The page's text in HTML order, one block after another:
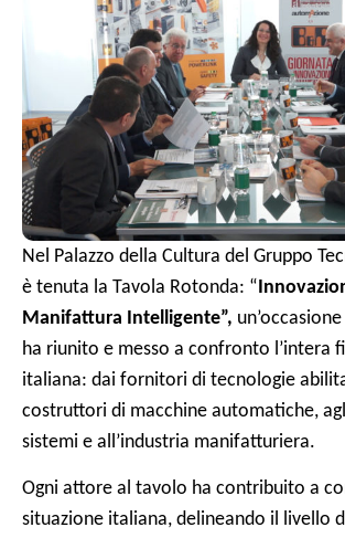
Nel Palazzo della Cultura del Gruppo
è tenuta la Tavola Rotonda: “
Manifattura Intelligente”,
ha riunito e messo a confronto l’intera
italiana: dai fornitori di tecnologie
costruttori di macchine automatiche,
sistemi e all’industria manifatturiera.
Ogni attore al tavolo ha contribuito a
situazione italiana, delineando il livello